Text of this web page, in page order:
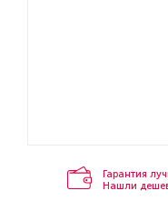
Гарантия
Нашли